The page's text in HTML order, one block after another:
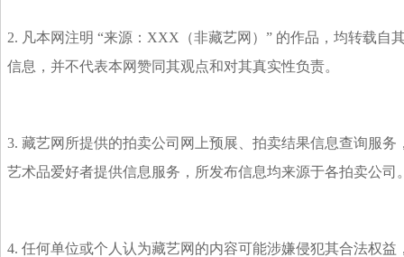
2. 凡本网注明 “来源：XXX（非藏艺网）” 的作品，均转载自
信息，并不代表本网赞同其观点和对其真实性负责。
3. 藏艺网所提供的拍卖公司网上预展、拍卖结果信息查询服
艺术品爱好者提供信息服务，所发布信息均来源于各拍卖公司
4. 任何单位或个人认为藏艺网的内容可能涉嫌侵犯其合法权